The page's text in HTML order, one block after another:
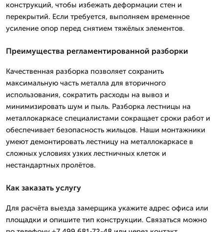
конструкций, чтобы избежать деформации стен и
перекрытий. Если требуется, выполняем временное
усиление опор перед снятием тяжёлых элементов.
Преимущества регламентированной разборки
Качественная разборка позволяет сохранить
максимальную часть металла для вторичного
использования, сократить расходы на вывоз и
минимизировать шум и пыль. Разборка лестницы на
металлокаркасе специалистами сокращает сроки работ и
обеспечивает безопасность жильцов. Наши монтажники
умеют демонтировать лестницу на металлокаркасе в
сложных условиях узких лестничных клеток и
нестандартных пролётов.
Как заказать услугу
Для расчёта выезда замерщика укажите адрес офиса или
площадки и опишите тип конструкции. Связаться можно